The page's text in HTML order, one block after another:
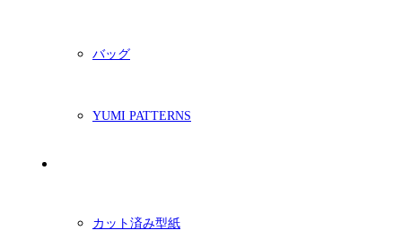
バッグ
YUMI PATTERNS
カット済み型紙